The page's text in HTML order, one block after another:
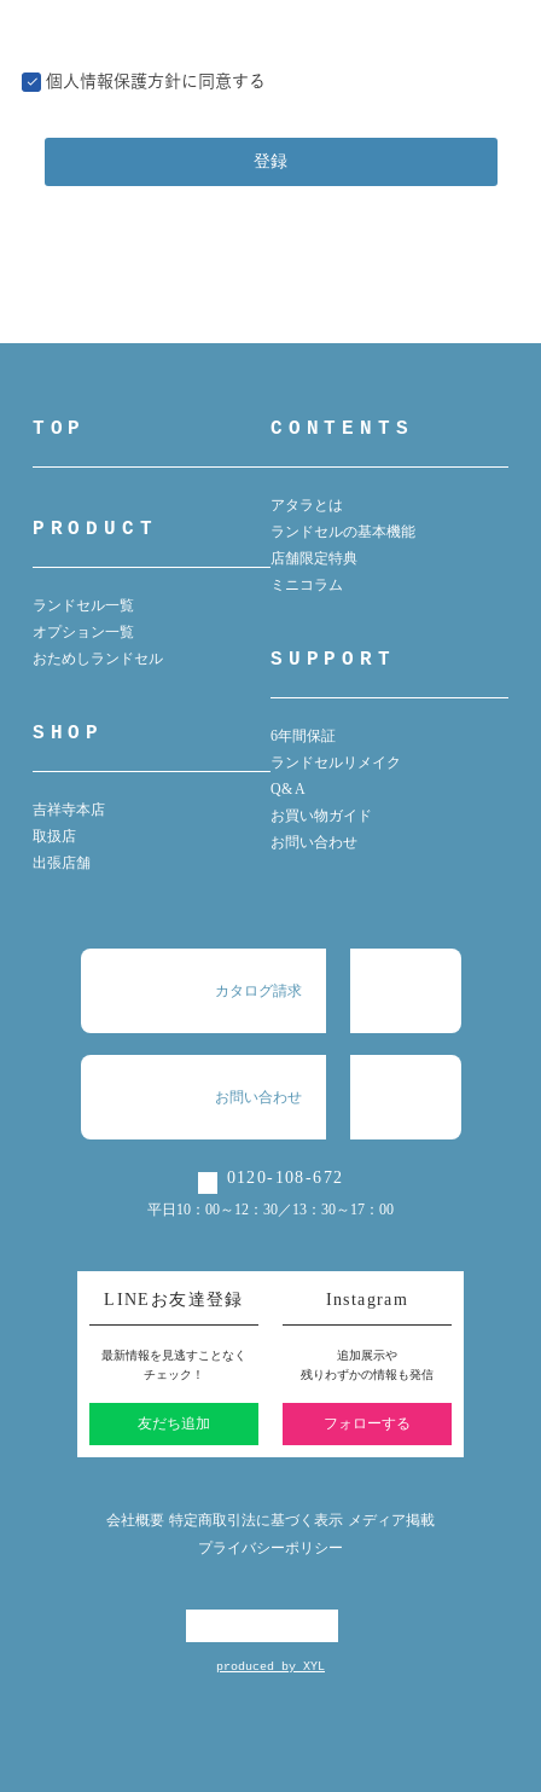
個人情報保護方針に同意する
登録
TOP
PRODUCT
ランドセル一覧
オプション一覧
おためしランドセル
SHOP
吉祥寺本店
取扱店
出張店舗
CONTENTS
アタラとは
ランドセルの基本機能
店舗限定特典
ミニコラム
SUPPORT
6年間保証
ランドセルリメイク
Q& A
お買い物ガイド
お問い合わせ
カタログ請求
お問い合わせ
0120-108-672
平日10：00～12：30／13：30～17：00
LINEお友達登録
最新情報を見逃すことなく
チェック！
友だち追加
Instagram
追加展示や
残りわずかの情報も発信
フォローする
会社概要 特定商取引法に基づく表示 メディア掲載
プライバシーポリシー
produced by XYL